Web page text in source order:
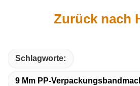
Zurück nach
Schlagworte:
9 Mm PP-